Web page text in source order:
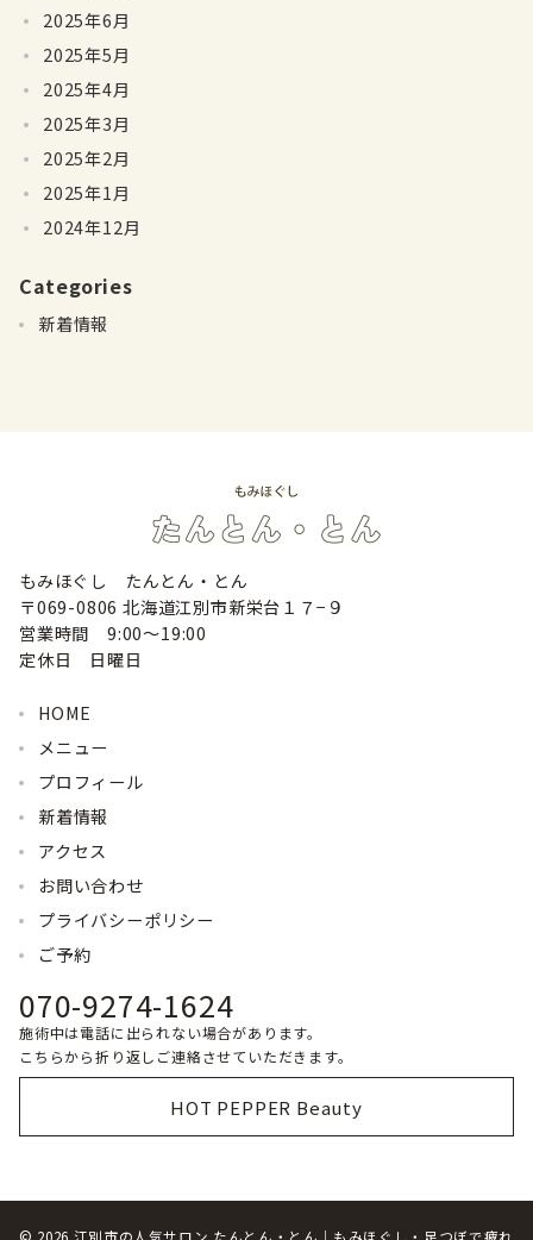
2025年6月
2025年5月
2025年4月
2025年3月
2025年2月
2025年1月
2024年12月
Categories
新着情報
もみほぐし たんとん・とん
〒069-0806 北海道江別市新栄台１７−９
営業時間 9:00〜19:00
定休日 日曜日
HOME
メニュー
プロフィール
新着情報
アクセス
お問い合わせ
プライバシーポリシー
ご予約
070-9274-1624
施術中は電話に出られない場合があります。
こちらから折り返しご連絡させていただきます。
HOT PEPPER Beauty